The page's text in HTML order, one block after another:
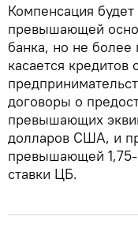
Компенсация будет
превышающей
банка, но не более
касается кредитов
договоры о
превышающих
долларов США, и
превышающей 1,75-
ставки ЦБ.